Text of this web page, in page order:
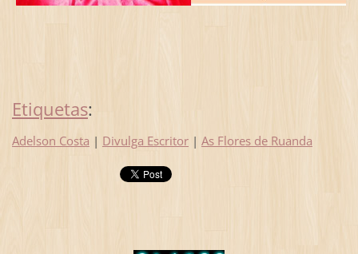
Etiquetas:
Adelson Costa | Divulga Escritor | As Flores de Ruanda